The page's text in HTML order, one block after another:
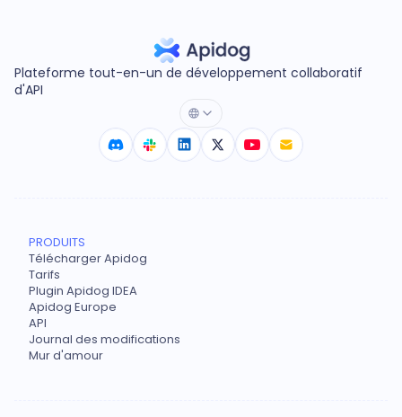
Plateforme tout-en-un de développement collaboratif
d'API
PRODUITS
Télécharger Apidog
Tarifs
Plugin Apidog IDEA
Apidog Europe
API
Journal des modifications
Mur d'amour